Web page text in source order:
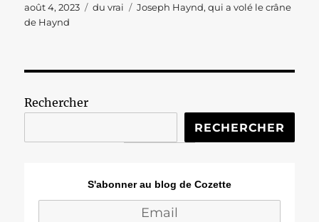
Publié
le
août 4, 2023 Catégories
du vrai Étiquettes
Joseph Haynd,qui a volé le crâne
de Haynd
Rechercher
RECHERCHER
S'abonner au blog de Cozette